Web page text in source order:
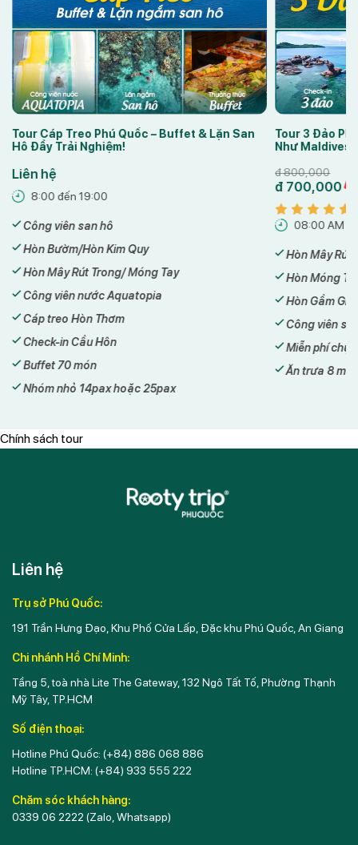
Tour Cáp Treo Phú Quốc – Buffet & Lặn San
Hô Đầy Trải Nghiệm!
Liên hệ
8:00 đến 19:00
Công viên san hô
Hòn Bườm/Hòn Kim Quy
Hòn Mây Rút Trong/ Móng Tay
Công viên nước Aquatopia
Cáp treo Hòn Thơm
Check-in Cầu Hôn
Buffet 70 món
Nhóm nhỏ 14pax hoặc 25pax
Tour 3 Đảo
Như Maldives
đ800,000
đ 700,000
08:00 AM -
Hòn Mây Rút
Hòn Móng
Hòn Gầm
Công viên
Miễn phí
Ăn trưa 8
Chính sách tour
Liên hệ
Trụ sở Phú Quốc:
191 Trần Hưng Đạo, Khu Phố Cửa Lấp, Đặc khu Phú Quốc, An Giang
Chi nhánh Hồ Chí Minh:
Tầng 5, toà nhà Lite The Gateway, 132 Ngô Tất Tố, Phường Thạnh
Mỹ Tây, TP.HCM
Số điện thoại:
Hotline Phú Quốc: (+84) 886 068 886
Hotline TP.HCM: (+84) 933 555 222
Chăm sóc khách hàng:
0339 06 2222 (Zalo, Whatsapp)